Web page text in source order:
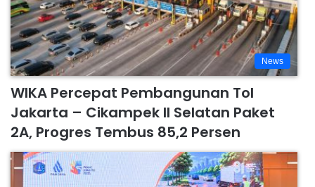
News
WIKA Percepat Pembangunan Tol
Jakarta – Cikampek II Selatan Paket
2A, Progres Tembus 85,2 Persen